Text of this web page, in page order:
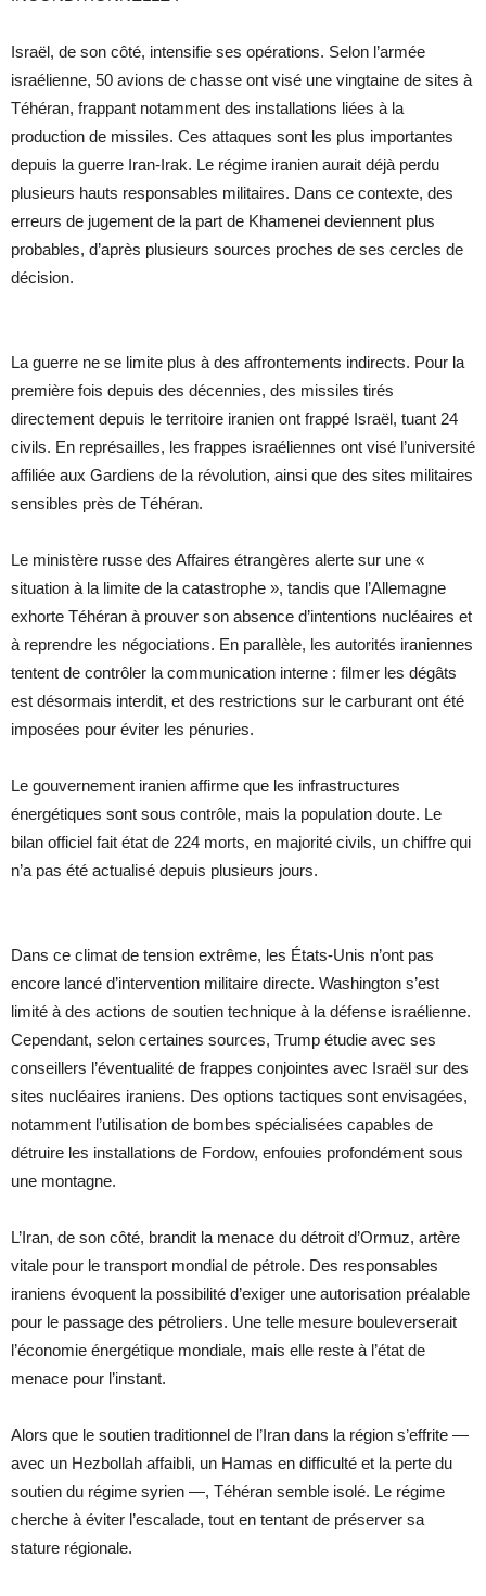
Israël, de son côté, intensifie ses opérations. Selon l’armée
israélienne, 50 avions de chasse ont visé une vingtaine de sites à
Téhéran, frappant notamment des installations liées à la
production de missiles. Ces attaques sont les plus importantes
depuis la guerre Iran-Irak. Le régime iranien aurait déjà perdu
plusieurs hauts responsables militaires. Dans ce contexte, des
erreurs de jugement de la part de Khamenei deviennent plus
probables, d’après plusieurs sources proches de ses cercles de
décision.
La guerre ne se limite plus à des affrontements indirects. Pour la
première fois depuis des décennies, des missiles tirés
directement depuis le territoire iranien ont frappé Israël, tuant 24
civils. En représailles, les frappes israéliennes ont visé l’université
affiliée aux Gardiens de la révolution, ainsi que des sites militaires
sensibles près de Téhéran.
Le ministère russe des Affaires étrangères alerte sur une «
situation à la limite de la catastrophe », tandis que l’Allemagne
exhorte Téhéran à prouver son absence d’intentions nucléaires et
à reprendre les négociations. En parallèle, les autorités iraniennes
tentent de contrôler la communication interne : filmer les dégâts
est désormais interdit, et des restrictions sur le carburant ont été
imposées pour éviter les pénuries.
Le gouvernement iranien affirme que les infrastructures
énergétiques sont sous contrôle, mais la population doute. Le
bilan officiel fait état de 224 morts, en majorité civils, un chiffre qui
n’a pas été actualisé depuis plusieurs jours.
Dans ce climat de tension extrême, les États-Unis n’ont pas
encore lancé d’intervention militaire directe. Washington s’est
limité à des actions de soutien technique à la défense israélienne.
Cependant, selon certaines sources, Trump étudie avec ses
conseillers l’éventualité de frappes conjointes avec Israël sur des
sites nucléaires iraniens. Des options tactiques sont envisagées,
notamment l’utilisation de bombes spécialisées capables de
détruire les installations de Fordow, enfouies profondément sous
une montagne.
L’Iran, de son côté, brandit la menace du détroit d’Ormuz, artère
vitale pour le transport mondial de pétrole. Des responsables
iraniens évoquent la possibilité d’exiger une autorisation préalable
pour le passage des pétroliers. Une telle mesure bouleverserait
l’économie énergétique mondiale, mais elle reste à l’état de
menace pour l’instant.
Alors que le soutien traditionnel de l’Iran dans la région s’effrite —
avec un Hezbollah affaibli, un Hamas en difficulté et la perte du
soutien du régime syrien —, Téhéran semble isolé. Le régime
cherche à éviter l’escalade, tout en tentant de préserver sa
stature régionale.